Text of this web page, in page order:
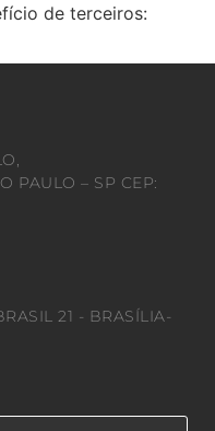
de terceiros:
PAULO – SP CEP:
21 - BRASÍLIA-